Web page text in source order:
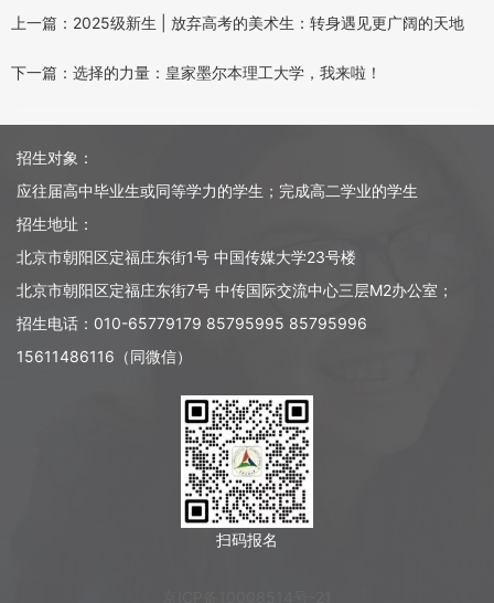
上一篇：2025级新生 | 放弃高考的美术生：转身遇见更广阔的天地
下一篇：选择的力量：皇家墨尔本理工大学，我来啦！
招生对象：
应往届高中毕业生或同等学力的学生；完成高二学业的学生
招生地址：
北京市朝阳区定福庄东街1号 中国传媒大学23号楼
北京市朝阳区定福庄东街7号 中传国际交流中心三层M2办公室；
招生电话：010-65779179 85795995 85795996
15611486116（同微信）
扫码报名